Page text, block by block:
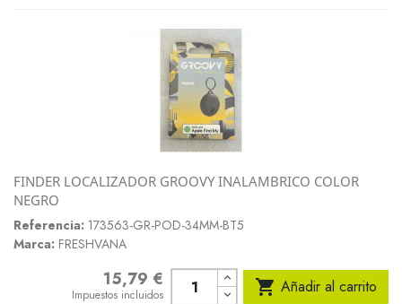
FINDER LOCALIZADOR GROOVY INALAMBRICO COLOR
NEGRO
Referencia: 173563-GR-POD-34MM-BT5
Marca: FRESHVANA
Precio15,79 €
Impuestos incluidos  Añadir al carrito